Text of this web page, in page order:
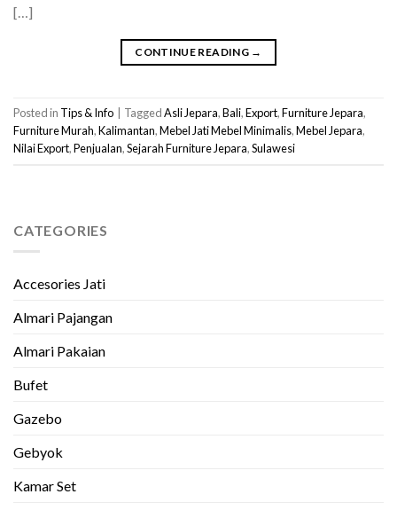
[…]
CONTINUE READING →
Posted in Tips & Info TaggedAsli Jepara,Bali,Export,Furniture Jepara,
Furniture Murah,Kalimantan,Mebel Jati Mebel Minimalis,Mebel Jepara,
Nilai Export,Penjualan,Sejarah Furniture Jepara,Sulawesi
CATEGORIES
Accesories Jati
Almari Pajangan
Almari Pakaian
Bufet
Gazebo
Gebyok
Kamar Set